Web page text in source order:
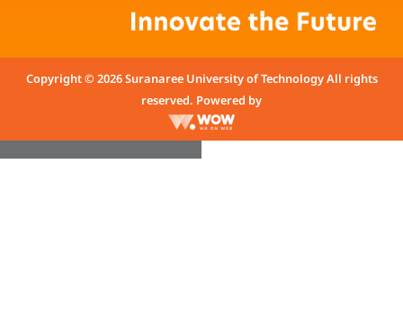
Copyright © 2026 Suranaree University of Technology All rights
reserved. Powered by